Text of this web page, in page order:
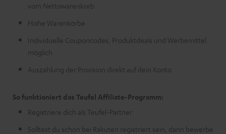
vom Nettowarenkorb
Hohe Warenkörbe
Individuelle Couponcodes, Produktdeals und Werbemittel
möglich
Auszahlung der Provision direkt auf dein Konto
So funktioniert das Teufel Affiliate-Programm:
Registriere dich als Teufel-Partner
Solltest du schon bei Rakuten registriert sein, dann bewerbe